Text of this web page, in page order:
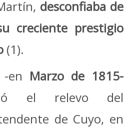
desconfiaba de
creciente prestigio
(1).
en Marzo de 1815-
el relevo del
de Cuyo, en